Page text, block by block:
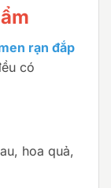
rạn đắp
có
hoa quả,